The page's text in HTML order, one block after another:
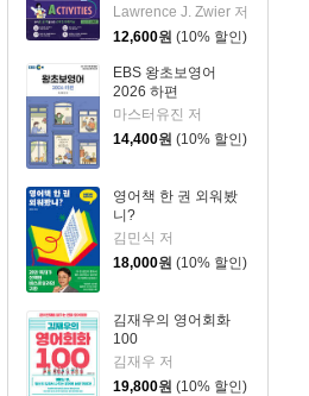
Lawrence J. Zwier 저
12,600원 (10% 할인)
EBS 왕초보영어
2026 하편
마스터유진 저
14,400원 (10% 할인)
영어책 한 권 외워봤
니?
김민식 저
18,000원 (10% 할인)
김재우의 영어회화
100
김재우 저
19,800원 (10% 할인)